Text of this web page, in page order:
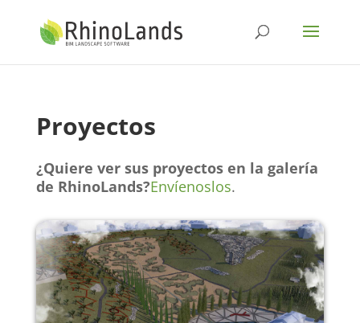
Proyectos
¿Quiere ver sus proyectos en la galería
de RhinoLands?Envíenoslos.